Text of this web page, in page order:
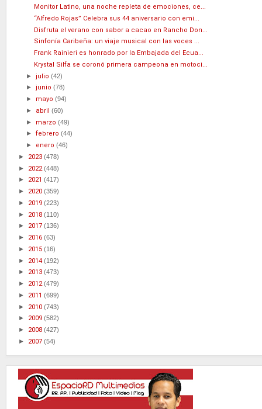
Monitor Latino, una noche repleta de emociones, ce...
“Alfredo Rojas” Celebra sus 44 aniversario con emi...
Disfruta el verano con sabor a cacao en Rancho Don...
Sinfonía Caribeña: un viaje musical con las voces ...
Frank Rainieri es honrado por la Embajada del Ecua...
Krystal Silfa se coronó primera campeona en motoci...
►julio(42)
►junio(78)
► mayo(94)
► abril(60)
► marzo(49)
►febrero(44)
► enero(46)
► 2023 (478)
► 2022 (448)
► 2021 (417)
► 2020 (359)
► 2019 (223)
► 2018 (110)
► 2017 (136)
► 2016 (63)
► 2015 (16)
► 2014 (192)
► 2013 (473)
► 2012(479)
► 2011 (699)
► 2010 (743)
► 2009 (582)
► 2008 (427)
► 2007 (54)